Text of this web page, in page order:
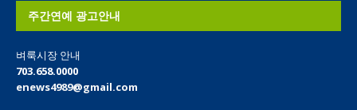
주간연예 광고안내
벼룩시장 안내
703.658.0000
enews4989@gmail.com